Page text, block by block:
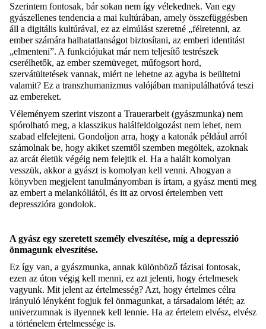
Szerintem fontosak, bár sokan nem így vélekednek. Van egy
gyászellenes tendencia a mai kultúrában, amely összefüggésben
áll a digitális kultúrával, ez az elmúlást szeretné „félretenni, az
ember számára halhatatlanságot biztosítani, az emberi identitást
„elmenteni”. A funkciójukat már nem teljesítő testrészek
cserélhetők, az ember szemüveget, műfogsort hord,
szervátültetések vannak, miért ne lehetne az agyba is beültetni
valamit? Ez a transzhumanizmus valójában manipulálhatóvá teszi
az embereket.
Véleményem szerint viszont a Trauerarbeit (gyászmunka) nem
spórolható meg, a klasszikus halálfeldolgozást nem lehet, nem
szabad elfelejteni. Gondoljon arra, hogy a katonák például arról
számolnak be, hogy akiket szemtől szemben megöltek, azoknak
az arcát életük végéig nem felejtik el. Ha a halált komolyan
vesszük, akkor a gyászt is komolyan kell venni. Ahogyan a
könyvben megjelent tanulmányomban is írtam, a gyász menti meg
az embert a melankóliától, és itt az orvosi értelemben vett
depresszióra gondolok.
A gyász egy szeretett személy elveszítése, míg a depresszió
önmagunk elveszítése.
Ez így van, a gyászmunka, annak különböző fázisai fontosak,
ezen az úton végig kell menni, ez azt jelenti, hogy értelmesek
vagyunk. Mit jelent az értelmesség? Azt, hogy értelmes célra
irányuló lényként fogjuk fel önmagunkat, a társadalom létét; az
univerzumnak is ilyennek kell lennie. Ha az értelem elvész, elvész
a történelem értelmessége is.